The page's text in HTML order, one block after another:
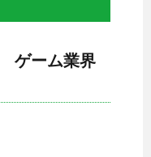
ゲーム業界